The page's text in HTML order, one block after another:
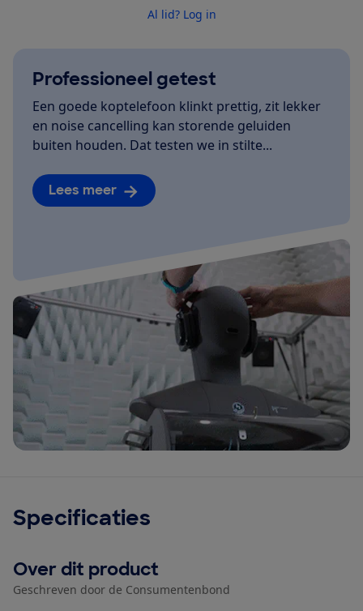
Al lid? Log in
Professioneel getest
Een goede koptelefoon klinkt prettig, zit lekker
en noise cancelling kan storende geluiden
buiten houden. Dat testen we in stilte...
Lees meer
Specificaties
Over dit product
Geschreven door de Consumentenbond